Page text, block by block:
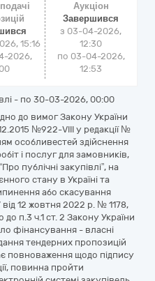
15:16
2026,
Аукціон
Завершився
з 03-04-2026,
12:30
по 03-04-2026,
12:53
- по 30-03-2026, 00:00
до вимог Закону України
№922-VIII у редакції №
особливестей здійснення
і послуг для замовників,
публічні закупівлі”, на
стану в Україні та
або скасування
12 жовтня 2022 р. № 1178,
до п.3 ч.1 ст. 2 Закону України
фінансування - власні
тендерних пропозицій
повноваження щодо підпису
повинна пройти